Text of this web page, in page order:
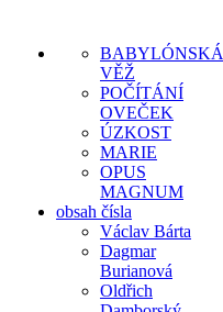
BABYLÓNSKÁ
VĚŽ
POČÍTÁNÍ
OVEČEK
ÚZKOST
MARIE
OPUS
MAGNUM
obsah čísla
Václav Bárta
Dagmar
Burianová
Oldřich